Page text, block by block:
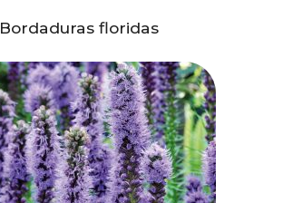
Bordaduras floridas